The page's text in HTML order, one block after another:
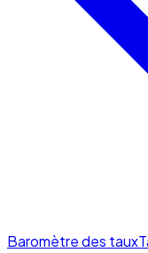
Baromètre des taux